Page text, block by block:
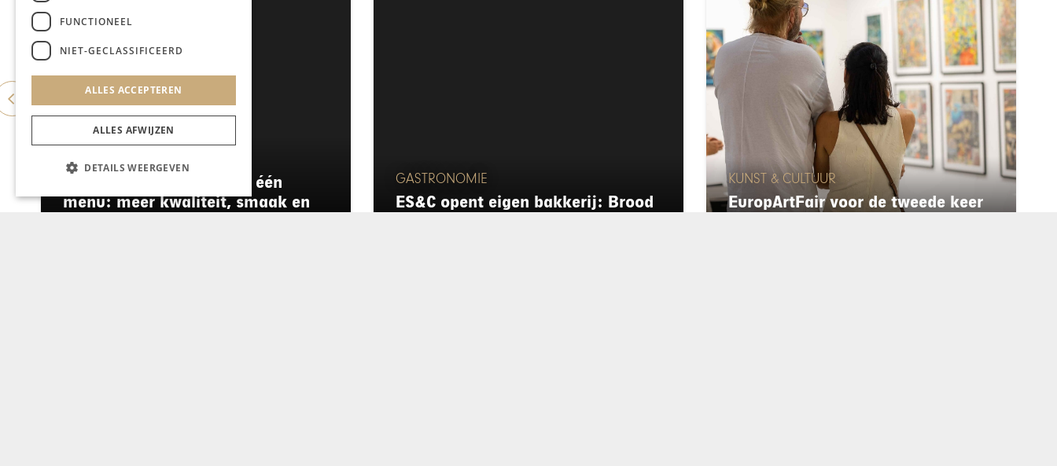
GASTRONOMIE
Damianz stapt over naar één
menu: meer kwaliteit, smaak en
GASTRONOMIE
ES&C opent eigen bakkerij: Brood
KUNST & CULTUUR
EuropArtFair voor de tweede keer
FUNCTIONEEL
NIET-GECLASSIFICEERD
ALLES ACCEPTEREN
ALLES AFWIJZEN
DETAILS WEERGEVEN